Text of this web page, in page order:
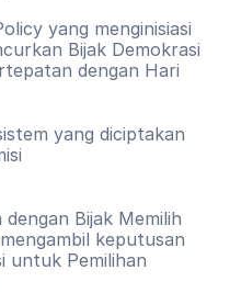
yang menginisiasi
Bijak Demokrasi
dengan Hari
yang diciptakan
Bijak Memilih
keputusan
untuk Pemilihan